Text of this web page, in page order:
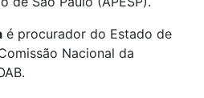
é procurador do Estado de
Nacional da